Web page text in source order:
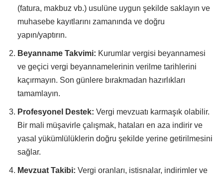
(fatura, makbuz vb.) usulüne uygun şekilde saklayın ve
muhasebe kayıtlarını zamanında ve doğru
yapın/yaptırın.
Beyanname Takvimi: Kurumlar vergisi beyannamesi
ve geçici vergi beyannamelerinin verilme tarihlerini
kaçırmayın. Son günlere bırakmadan hazırlıkları
tamamlayın.
Profesyonel Destek: Vergi mevzuatı karmaşık olabilir.
Bir mali müşavirle çalışmak, hataları en aza indirir ve
yasal yükümlülüklerin doğru şekilde yerine getirilmesini
sağlar.
Mevzuat Takibi: Vergi oranları, istisnalar, indirimler ve